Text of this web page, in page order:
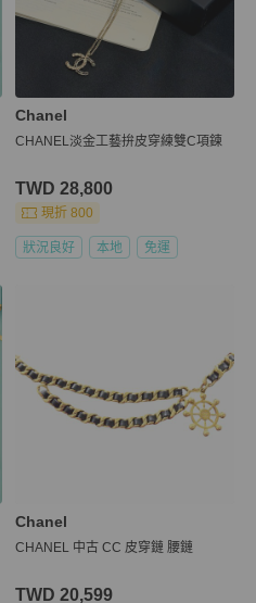
Chanel
CHANEL淡金工藝拚皮穿練雙C項鍊
TWD 28,800
現折 800
狀況良好 本地 免運
Chanel
CHANEL 中古 CC 皮穿鏈 腰鏈
TWD 20,599